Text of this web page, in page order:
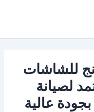
للشاشات
لصيانة
شاشات Samsung بجودة عالية